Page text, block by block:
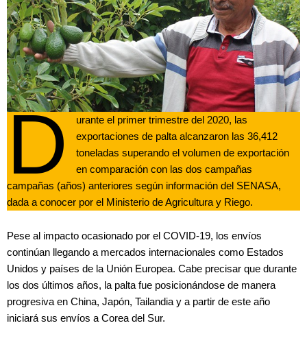
D
urante el primer trimestre del 2020, las
exportaciones de palta alcanzaron las 36,412
toneladas superando el volumen de exportación
en comparación con las dos campañas
campañas (años) anteriores según información del SENASA,
dada a conocer por el Ministerio de Agricultura y Riego.
Pese al impacto ocasionado por el COVID-19, los envíos
continúan llegando a mercados internacionales como Estados
Unidos y países de la Unión Europea. Cabe precisar que durante
los dos últimos años, la palta fue posicionándose de manera
progresiva en China, Japón, Tailandia y a partir de este año
iniciará sus envíos a Corea del Sur.